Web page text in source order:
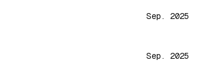
Sep. 2025
Sep. 2025